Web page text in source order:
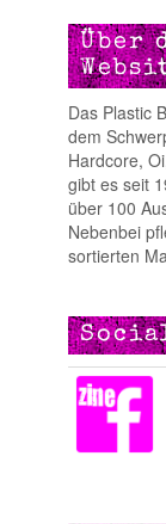
Über
Das Plastic
dem
Hardcore,
gibt es seit
über 100
Nebenbei
sortierten